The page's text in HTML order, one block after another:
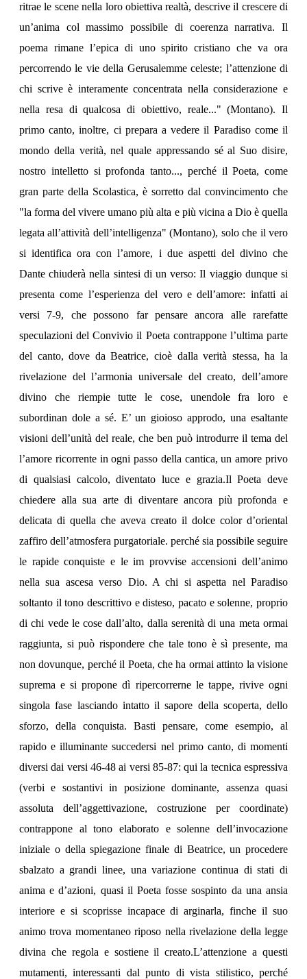
ritrae le scene nella loro obiettiva realtà, descrive il crescere di
un’anima col massimo possibile di coerenza narrativa. Il
poema rimane l’epica di uno spirito cristiano che va ora
percorrendo le vie della Gerusalemme celeste; l’attenzione di
chi scrive è interamente concentrata nella considerazione e
nella resa di qualcosa di obiettivo, reale..." (Montano). Il
primo canto, inoltre, ci prepara a vedere il Paradiso come il
mondo della verità, nel quale appressando sé al Suo disire,
nostro intelletto si profonda tanto..., perché il Poeta, come
gran parte della Scolastica, è sorretto dal convincimento che
"la forma del vivere umano più alta e più vicina a Dio è quella
legata all’attività dell’intelligenza" (Montano), solo che il vero
si identifica ora con l’amore, i due aspetti del divino che
Dante chiuderà nella sintesi di un verso: Il viaggio dunque si
presenta come l’esperienza del vero e dell’amore: infatti ai
versi 7-9, che possono far pensare ancora alle rarefatte
speculazioni del Convivio il Poeta contrappone l’ultima parte
del canto, dove da Beatrice, cioè dalla verità stessa, ha la
rivelazione del l’armonia universale del creato, dell’amore
divino che riempie tutte le cose, unendole fra loro e
subordinan dole a sé. E’ un gioioso approdo, una esaltante
visioni dell’unità del reale, che ben può introdurre il tema del
l’amore ricorrente in ogni passo della cantica, un amore privo
di qualsiasi calcolo, diventato luce e grazia.Il Poeta deve
chiedere alla sua arte di diventare ancora più profonda e
delicata di quella che aveva creato il dolce color d’oriental
zaffiro dell’atmosfera purgatoriale. perché sia possibile seguire
le rapide conquiste e le im provvise accensioni dell’animo
nella sua ascesa verso Dio. A chi si aspetta nel Paradiso
soltanto il tono descrittivo e disteso, pacato e solenne, proprio
di chi vede le cose dall’alto, dalla serenità di una meta ormai
raggiunta, si può rispondere che tale tono è sì presente, ma
non dovunque, perché il Poeta, che ha ormai attinto la visione
suprema e si propone dì ripercorrerne le tappe, rivive ogni
singola fase lasciando intatto il sapore della scoperta, dello
sforzo, della conquista. Basti pensare, come esempio, al
rapido e illuminante succedersi nel primo canto, di momenti
diversi dai versi 46-48 ai versi 85-87: qui la tecnica espressiva
(verbi e sostantivi in posizione dominante, assenza quasi
assoluta dell’aggettivazione, costruzione per coordinate)
contrappone al tono elaborato e solenne dell’invocazione
iniziale o della spiegazione finale di Beatrice, un procedere
sbalzato a grandi linee, una variazione continua di stati di
anima e d’azioni, quasi il Poeta fosse sospinto da una ansia
interiore e si scoprisse incapace di arginarla, finche il suo
animo trova momentaneo riposo nella rivelazione della legge
divina che regola e sostiene il creato.L’attenzione a questi
mutamenti, interessanti dal punto di vista stilistico, perché